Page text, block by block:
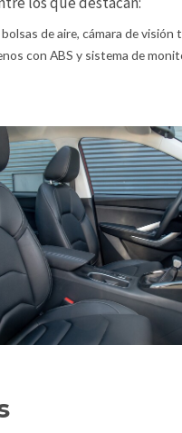
de aire, cámara de visión
con ABS y sistema de